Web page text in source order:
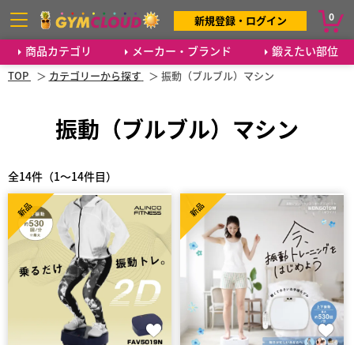
商品カテゴリ メーカー・ブランド 鍛えたい部位
新規登録・ログイン 0
TOP カテゴリーから探す 振動（ブルブル）マシン
振動（ブルブル）マシン
全14件（1～14件目）
新品 新品